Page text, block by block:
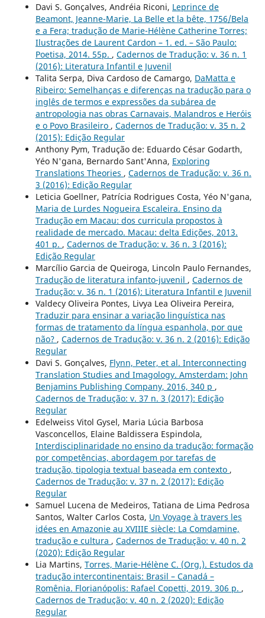
Davi S. Gonçalves, Andréia Riconi, Leprince de
Beamont, Jeanne-Marie, La Belle et la bête, 1756/Bela
e a Fera; tradução de Marie-Hélène Catherine Torres;
Ilustrações de Laurent Cardon – 1. ed. – São Paulo:
Poetisa, 2014. 55p. , Cadernos de Tradução: v. 36 n. 1
(2016): Literatura Infantil e Juvenil
Talita Serpa, Diva Cardoso de Camargo, DaMatta e
Ribeiro: Semelhanças e diferenças na tradução para o
inglês de termos e expressões da subárea de
antropologia nas obras Carnavais, Malandros e Heróis
e o Povo Brasileiro , Cadernos de Tradução: v. 35 n. 2
(2015): Edição Regular
Anthony Pym, Tradução de: Eduardo César Godarth,
Yéo N'gana, Bernardo Sant'Anna, Exploring
Translations Theories , Cadernos de Tradução: v. 36 n.
3 (2016): Edição Regular
Leticia Goellner, Patrícia Rodrigues Costa, Yéo N'gana,
Maria de Lurdes Nogueira Escaleira. Ensino da
Tradução em Macau: dos curricula propostos à
realidade de mercado. Macau: delta Edições, 2013.
401 p. , Cadernos de Tradução: v. 36 n. 3 (2016):
Edição Regular
Marcílio Garcia de Queiroga, Lincoln Paulo Fernandes,
Tradução de literatura infanto-juvenil , Cadernos de
Tradução: v. 36 n. 1 (2016): Literatura Infantil e Juvenil
Valdecy Oliveira Pontes, Livya Lea Oliveira Pereira,
Traduzir para ensinar a variação linguística nas
formas de tratamento da língua espanhola, por que
não? , Cadernos de Tradução: v. 36 n. 2 (2016): Edição
Regular
Davi S. Gonçalves, Flynn, Peter, et al. Interconnecting
Translation Studies and Imagology. Amsterdam: John
Benjamins Publishing Company, 2016, 340 p ,
Cadernos de Tradução: v. 37 n. 3 (2017): Edição
Regular
Edelweiss Vitol Gysel, Maria Lúcia Barbosa
Vasconcellos, Elaine Baldissera Espindola,
Interdisciplinaridade no ensino da tradução: formação
por competências, abordagem por tarefas de
tradução, tipologia textual baseada em contexto ,
Cadernos de Tradução: v. 37 n. 2 (2017): Edição
Regular
Samuel Lucena de Medeiros, Tatiana de Lima Pedrosa
Santos, Walter Carlos Costa, Un Voyage à travers les
idées en Amazonie au XVIIIE siècle: La Comdamine,
tradução e cultura , Cadernos de Tradução: v. 40 n. 2
(2020): Edição Regular
Lia Martins, Torres, Marie-Hélène C. (Org.). Estudos da
tradução intercontinentais: Brasil – Canadá –
Romênia. Florianópolis: Rafael Copetti, 2019. 306 p. ,
Cadernos de Tradução: v. 40 n. 2 (2020): Edição
Regular